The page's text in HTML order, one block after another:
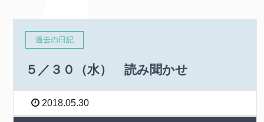
過去の日記
５／３０（水） 読み聞かせ
2018.05.30